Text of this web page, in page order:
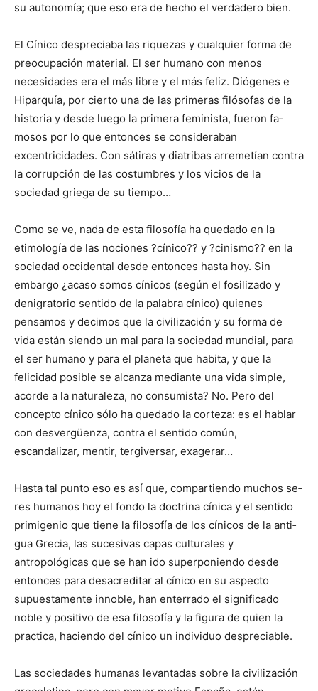
su autonomía; que eso era de hecho el verdadero bien.
El Cínico despreciaba las riquezas y cualquier forma de
preocupación material. El ser humano con menos
necesidades era el más libre y el más fe­liz. Diógenes e
Hiparquía, por cierto una de las primeras filósofas de la
historia y desde luego la primera feminista, fueron fa­
mosos por lo que entonces se consideraban
excentricidades. Con sátiras y diatribas arremetían contra
la corrupción de las costum­bres y los vi­cios de la
sociedad griega de su tiempo…
Como se ve, nada de esta filosofía ha quedado en la
etimología de las nociones ?cínico?? y ?cinismo?? en la
sociedad occidental desde entonces hasta hoy. Sin
embargo ¿acaso somos cínicos (según el fosilizado y
denigratorio sentido de la palabra cínico) quienes
pensamos y deci­mos que la civilización y su forma de
vida están siendo un mal para la sociedad mundial, para
el ser humano y para el planeta que habita, y que la
felicidad posible se alcanza mediante una vida sim­ple,
acorde a la naturaleza, no consumista? No. Pero del
concepto cínico sólo ha quedado la corteza: es el hablar
con desvergüenza, contra el sentido común,
escandalizar, mentir, tergiversar, exagerar…
Hasta tal punto eso es así que, compartiendo muchos se­
res humanos hoy el fondo la doctrina cínica y el sentido
primigenio que tiene la filosofía de los cínicos de la anti­
gua Grecia, las sucesivas capas culturales y
antropológicas que se han ido superponiendo desde
entonces para desacreditar al cínico en su aspecto
supuestamente innoble, han ente­rrado el significado
noble y positivo de esa filosofía y la figura de quien la
practica, haciendo del cínico un individuo despreciable.
Las sociedades humanas levantadas sobre la civilización